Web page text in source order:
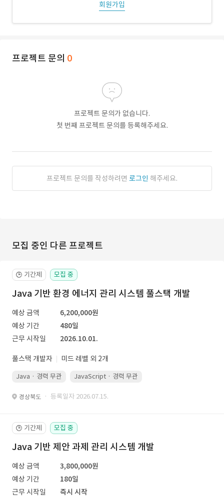
회원가입
프로젝트 문의 0
프로젝트 문의가 없습니다.
첫 번째 프로젝트 문의를 등록해주세요.
프로젝트 문의를 작성하려면 로그인 해주세요.
모집 중인 다른 프로젝트
🕒 기간제 모집 중
Java 기반 환경 에너지 관리 시스템 풀스택 개발
예상 금액
6,200,000원
예상 기간
480일
근무 시작일
2026.10.01.
풀스택 개발자 미드 레벨 외 2개
Java · 경력 무관 JavaScript · 경력 무관
경상북도 · 등록일자 2026.07.15.
🕒 기간제 모집 중
Java 기반 제안 과제 관리 시스템 개발
예상 금액
3,800,000원
예상 기간
180일
근무 시작일
즉시 시작